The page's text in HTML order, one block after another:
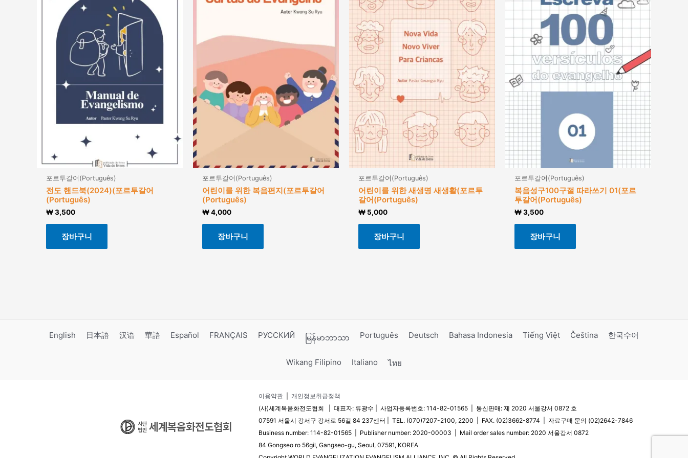
포르투갈어(Português)
전도 핸드북(2024)(포르투갈어
(Português)
₩3,500
장바구니
포르투갈어(Português)
어린이를 위한 복음편지(포르투갈어
(Português)
₩4,000
장바구니
포르투갈어(Português)
어린이를 위한 새생명 새생활(포르투
갈어(Português)
₩ 5,000
장바구니
포르투갈어(Português)
복음성구100구절 따라쓰기 01(포르
투갈어(Português)
₩3,500
장바구니
English 日本語 汉语 華語 Español FRANÇAIS РУССКИЙ မြန်မာဘာသာ Português Deutsch Bahasa Indonesia Tiếng Việt Čeština 한국수어
Wikang Filipino Italiano ไทย
이용약관 |개인정보취급정책
(사)세계복음화전도협회 | 대표자: 류광수 | 사업자등록번호: 114-82-01565 | 통신판매: 제 2020 서울강서 0872 호
07591 서울시 강서구 강서로 56길 84 237센터 | TEL. (070)7207-2100, 2200 | FAX. (02)3662-8774 | 자료구매 문의 (02)2642-7846
Business number: 114-82-01565 | Publisher number: 2020-00003 | Mail order sales number: 2020 서울강서 0872
84 Gongseo ro 56gil, Gangseo-gu, Seoul, 07591, KOREA